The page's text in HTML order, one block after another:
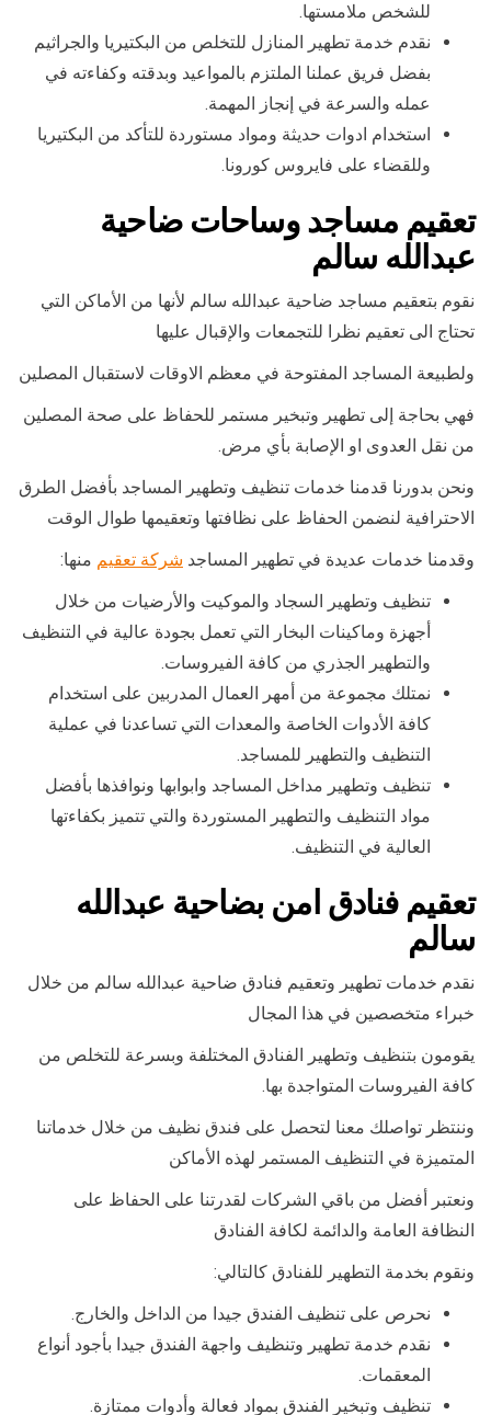
للشخص ملامستها.
نقدم خدمة تطهير المنازل للتخلص من البكتيريا والجراثيم
بفضل فريق عملنا الملتزم بالمواعيد وبدقته وكفاءته في
عمله والسرعة في إنجاز المهمة.
استخدام ادوات حديثة ومواد مستوردة للتأكد من البكتيريا
وللقضاء على فايروس كورونا.
تعقيم مساجد وساحات ضاحية
عبدالله سالم
نقوم بتعقيم مساجد ضاحية عبدالله سالم لأنها من الأماكن التي
تحتاج الى تعقيم نظرا للتجمعات والإقبال عليها
ولطبيعة المساجد المفتوحة في معظم الاوقات لاستقبال المصلين
فهي بحاجة إلى تطهير وتبخير مستمر للحفاظ على صحة المصلين
من نقل العدوى او الإصابة بأي مرض.
ونحن بدورنا قدمنا خدمات تنظيف وتطهير المساجد بأفضل الطرق
الاحترافية لنضمن الحفاظ على نظافتها وتعقيمها طوال الوقت
وقدمنا خدمات عديدة في تطهير المساجد شركة تعقيم منها:
تنظيف وتطهير السجاد والموكيت والأرضيات من خلال
أجهزة وماكينات البخار التي تعمل بجودة عالية في التنظيف
والتطهير الجذري من كافة الفيروسات.
نمتلك مجموعة من أمهر العمال المدربين على استخدام
كافة الأدوات الخاصة والمعدات التي تساعدنا في عملية
التنظيف والتطهير للمساجد.
تنظيف وتطهير مداخل المساجد وابوابها ونوافذها بأفضل
مواد التنظيف والتطهير المستوردة والتي تتميز بكفاءتها
العالية في التنظيف.
تعقيم فنادق امن بضاحية عبدالله
سالم
نقدم خدمات تطهير وتعقيم فنادق ضاحية عبدالله سالم من خلال
خبراء متخصصين في هذا المجال
يقومون بتنظيف وتطهير الفنادق المختلفة وبسرعة للتخلص من
كافة الفيروسات المتواجدة بها.
وننتظر تواصلك معنا لتحصل على فندق نظيف من خلال خدماتنا
المتميزة في التنظيف المستمر لهذه الأماكن
ونعتبر أفضل من باقي الشركات لقدرتنا على الحفاظ على
النظافة العامة والدائمة لكافة الفنادق
ونقوم بخدمة التطهير للفنادق كالتالي:
نحرص على تنظيف الفندق جيدا من الداخل والخارج.
نقدم خدمة تطهير وتنظيف واجهة الفندق جيدا بأجود أنواع
المعقمات.
تنظيف وتبخير الفندق بمواد فعالة وأدوات ممتازة.